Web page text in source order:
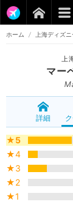
ホーム / 上海ディズ
上
マー
詳細
★5
★4
★3
★2
★1